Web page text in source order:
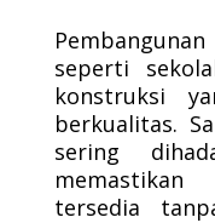
seperti
konstruksi
berkualitas.
sering
tersedia